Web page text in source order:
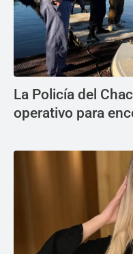
La Policía del
operativo para